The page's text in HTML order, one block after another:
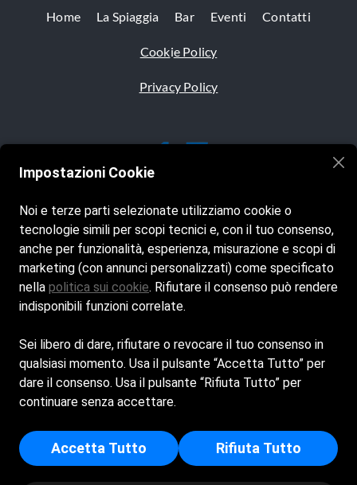
Home La Spiaggia Bar Eventi Contatti
Cookie Policy
Privacy Policy
Siamo aperti tutti i giorni dalle 8:00 alle 20:00
Seguici sui nostri social
DONATI ANDREA E C. - SOCIETA' IN ACCOMANDITA
SEMPLICE - Sede Legale: VIALE UGO BASSI 26 47923
RIMINI RN - Iscritta al registro delle imprese di Forlì -
p.i/c.f: 04111260404 - Numero REA: FO - 330208
© Copyright 2025 - L'Altra Spiaggia 45 - Powered by
Impostazioni Cookie
Noi e terze parti selezionate utilizziamo cookie o
tecnologie simili per scopi tecnici e, con il tuo consenso,
anche per funzionalità, esperienza, misurazione e scopi di
marketing (con annunci personalizzati) come specificato
nella politica sui cookie. Rifiutare il consenso può rendere
indisponibili funzioni correlate.
Sei libero di dare, rifiutare o revocare il tuo consenso in
qualsiasi momento. Usa il pulsante “Accetta Tutto” per
dare il consenso. Usa il pulsante “Rifiuta Tutto” per
continuare senza accettare.
Accetta Tutto Rifiuta Tutto